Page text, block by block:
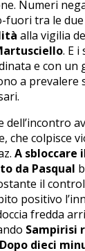
Numeri
fuori tra le
alla vigilia
. E
e con un
a prevalere
dell’incontro
che colpisce
A sbloccare
da Pasqual
il
positivo
fredda
Sampirisi
Dopo dieci